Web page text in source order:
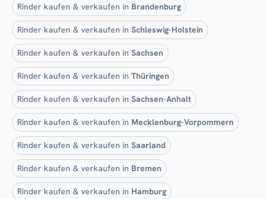
Rinder kaufen & verkaufen in Brandenburg
Rinder kaufen & verkaufen in Schleswig-Holstein
Rinder kaufen & verkaufen in Sachsen
Rinder kaufen & verkaufen in Thüringen
Rinder kaufen & verkaufen in Sachsen-Anhalt
Rinder kaufen & verkaufen in Mecklenburg-Vorpommern
Rinder kaufen & verkaufen in Saarland
Rinder kaufen & verkaufen in Bremen
Rinder kaufen & verkaufen in Hamburg